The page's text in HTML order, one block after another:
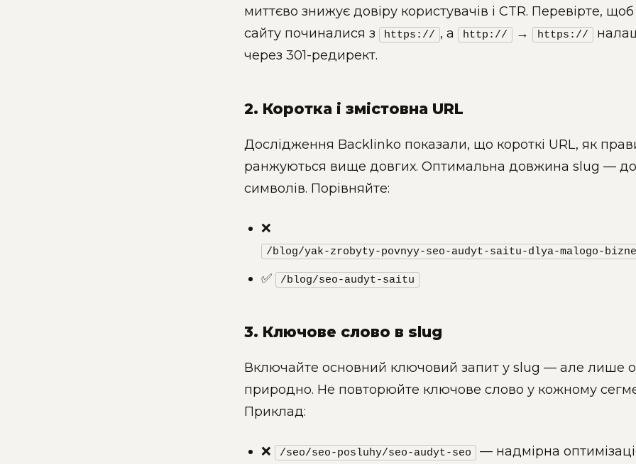
миттєво знижує довіру користувачів і CTR. Перевірте, щоб
сайту починалися з
https:// , а http:// → https://
через 301-редирект.
2. Коротка і змістовна URL
Дослідження Backlinko показали, що короткі URL, як
ранжуються вище довгих. Оптимальна довжина slug —
символів. Порівняйте:
❌
/blog/yak-zrobyty-povnyy-seo-audyt-saitu-dlya-malogo-
✅ /blog/seo-audyt-saitu
3. Ключове слово в slug
Включайте основний ключовий запит у slug — але лише
природно. Не повторюйте ключове слово у кожному
Приклад:
❌ /seo/seo-posluhy/seo-audyt-seo — надмірна